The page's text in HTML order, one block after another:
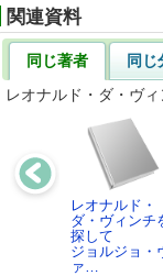
関連資料
同じ著者 同じ
レオナルド・ダ・ヴ
レオナルド・
ダ・ヴィンチ
探して
ジョルジョ・
ァ…